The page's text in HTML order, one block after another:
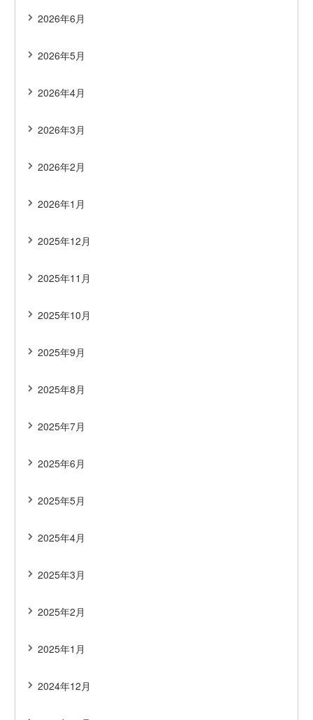
2026年6月
2026年5月
2026年4月
2026年3月
2026年2月
2026年1月
2025年12月
2025年11月
2025年10月
2025年9月
2025年8月
2025年7月
2025年6月
2025年5月
2025年4月
2025年3月
2025年2月
2025年1月
2024年12月